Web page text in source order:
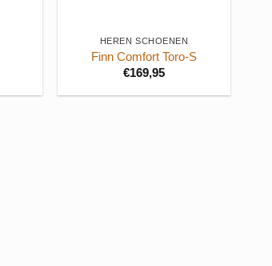
HEREN SCHOENEN
Finn Comfort Toro-S
€169,95